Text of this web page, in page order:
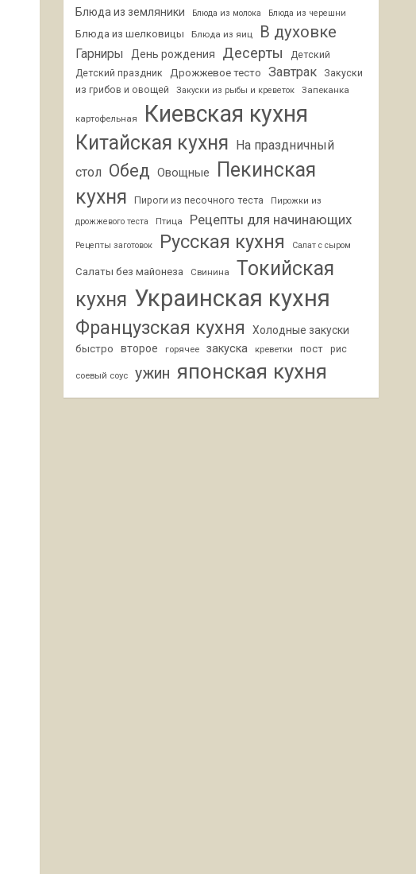
Блюда из земляники Блюда из молока Блюда из черешни
Блюда из шелковицы Блюда из яиц В духовке
Гарниры День рождения Десерты
Детский
Детский праздник
Дрожжевое тесто Завтрак
Закуски
из грибов и овощей
Закуски из рыбы и креветок Запеканка
картофельная Киевская кухня
Китайская кухня На праздничный
стол Обед Овощные
Пекинская
кухня
Пироги из песочного теста
Пирожки из
дрожжевого теста
Птица Рецепты для начинающих
Рецепты заготовок Русская кухня Салат с сыром
Салаты без майонеза Свинина
Токийская
кухня Украинская кухня
Французская кухня Холодные закуски
быстро второе горячее закуска креветки пост рис
соевый соус ужин японская кухня